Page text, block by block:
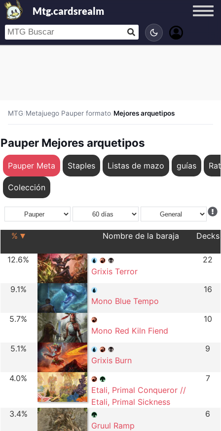
Mtg.cardsrealm
MTG/Metajuego Pauper formato/Mejores arquetipos
Pauper Mejores arquetipos
Pauper Meta Staples Listas de mazo guías
Colección
% Nombre de la baraja Decks
12.6%
Grixis Terror
22
9.1%
Mono Blue Tempo
16
5.7%
Mono Red Kiln Fiend
10
5.1%
Grixis Burn
9
4.0%
Etali, Primal Conqueror //
Etali, Primal Sickness
7
3.4%
Gruul Ramp
6